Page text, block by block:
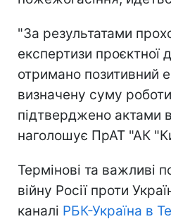
"За результатами
експертизи проєктної
отримано позитивний
визначену суму
підтверджено актами
наголошує ПрАТ "АК
Термінові та важливі
війну Росії проти
каналі РБК-Україна в